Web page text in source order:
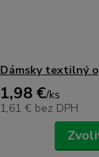
Dámsky textilný
1,98 €/ks
1,61 € bez DPH